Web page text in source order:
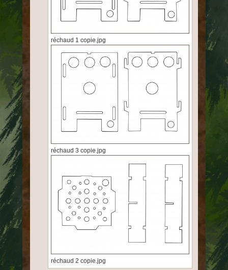
réchaud 1 copie.jpg
réchaud 3 copie.jpg
réchaud 2 copie.jpg